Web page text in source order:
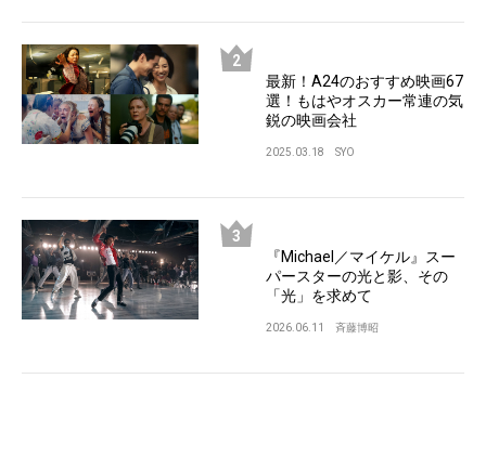
最新！A24のおすすめ映画67
選！もはやオスカー常連の気
鋭の映画会社
2025.03.18 SYO
『Michael／マイケル』スー
パースターの光と影、その
「光」を求めて
2026.06.11 斉藤博昭